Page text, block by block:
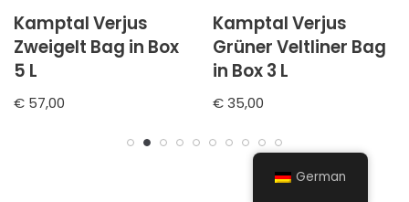
Kamptal Verjus
Zweigelt Bag in Box
5 L
€ 57,00
Kamptal Verjus
Grüner Veltliner Bag
in Box 3 L
€35,00
German